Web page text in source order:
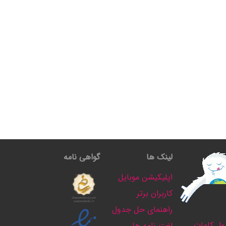
لینک ها
اپلیکیشن موبایل
کاربران برتر
راهنمای حل جدول
گواهی نامه